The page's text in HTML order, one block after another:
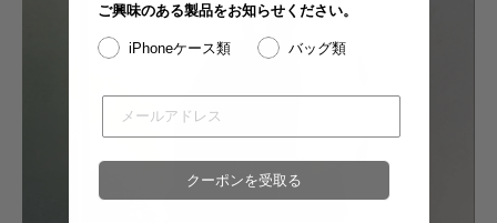
ご興味のある製品をお知らせください。
iPhoneケース類 バッグ類
クーポンを受取る